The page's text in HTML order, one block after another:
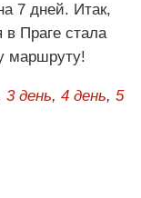
7 дней. Итак,
Праге стала
маршруту!
3 день, 4 день, 5